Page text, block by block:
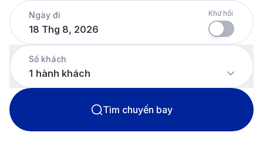
Hotline
028 7303 6167
Tiếng Việt
Ngày đi
18 Thg 8, 2026
Khứ hồi
Số khách
1 hành khách
Tìm chuyến bay